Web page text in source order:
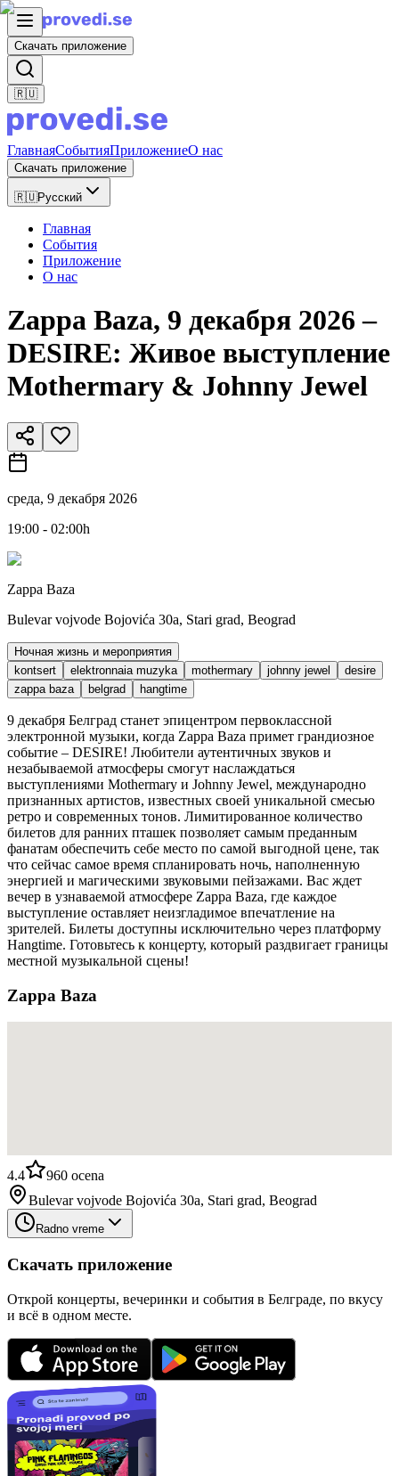
Скачать приложение
🇷🇺
ГлавнаяСобытияПриложениеО нас
Скачать приложение
🇷🇺Русский
Главная
События
Приложение
О нас
Zappa Baza, 9 декабря 2026 –
DESIRE: Живое выступление
Mothermary & Johnny Jewel
среда, 9 декабря 2026
19:00 - 02:00h
Zappa Baza
Bulevar vojvode Bojovića 30a, Stari grad, Beograd
Ночная жизнь и мероприятия
kontsert
elektronnaia muzyka mothermary johnny jewel
desire
zappa baza
belgrad hangtime
9 декабря Белград станет эпицентром первоклассной
электронной музыки, когда Zappa Baza примет грандиозное
событие – DESIRE! Любители аутентичных звуков и
незабываемой атмосферы смогут наслаждаться
выступлениями Mothermary и Johnny Jewel, международно
признанных артистов, известных своей уникальной смесью
ретро и современных тонов. Лимитированное количество
билетов для ранних пташек позволяет самым преданным
фанатам обеспечить себе место по самой выгодной цене, так
что сейчас самое время спланировать ночь, наполненную
энергией и магическими звуковыми пейзажами. Вас ждет
вечер в узнаваемой атмосфере Zappa Baza, где каждое
выступление оставляет неизгладимое впечатление на
зрителей. Билеты доступны исключительно через платформу
Hangtime. Готовьтесь к концерту, который раздвигает границы
местной музыкальной сцены!
Zappa Baza
4.4 960 ocena
Bulevar vojvode Bojovića 30a, Stari grad, Beograd
Radno vreme
Скачать приложение
Открой концерты, вечеринки и события в Белграде, по вкусу
и всё в одном месте.